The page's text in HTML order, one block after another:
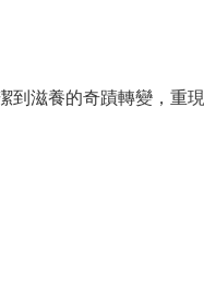
到滋養的奇蹟轉變，重